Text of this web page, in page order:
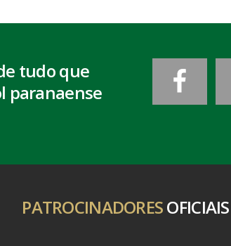
tudo que
paranaense
PATROCINADORESOFICIAIS